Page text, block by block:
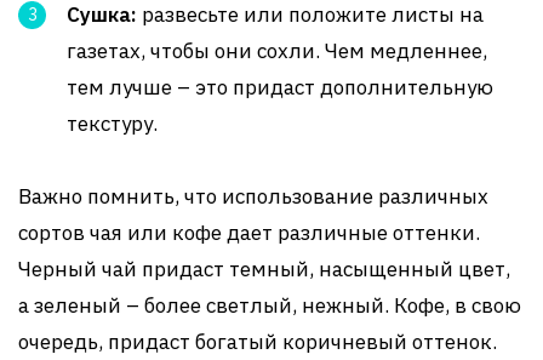
Сушка: развесьте или положите листы на
газетах, чтобы они сохли. Чем медленнее,
тем лучше – это придаст дополнительную
текстуру.
Важно помнить, что использование различных
сортов чая или кофе дает различные оттенки.
Черный чай придаст темный, насыщенный цвет,
а зеленый – более светлый, нежный. Кофе, в свою
очередь, придаст богатый коричневый оттенок.